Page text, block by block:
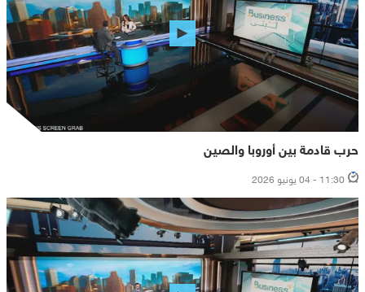
حرب قادمة بين أوروبا والصين
11:30 - 04 يونيو 2026